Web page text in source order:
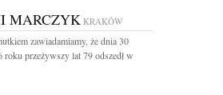
MARCZYK KRAKÓW
zawiadamiamy, że dnia 30
roku przeżywszy lat 79 odszedł w